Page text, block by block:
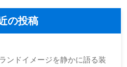
の投稿
ンドイメージを静かに語る装